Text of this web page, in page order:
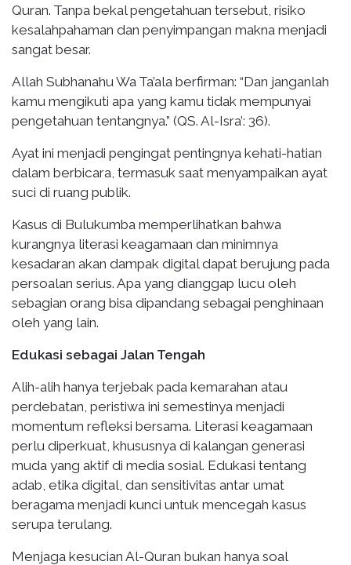
Quran. Tanpa bekal pengetahuan tersebut, risiko
kesalahpahaman dan penyimpangan makna menjadi
sangat besar.
Allah Subhanahu Wa Ta’ala berfirman: “Dan janganlah
kamu mengikuti apa yang kamu tidak mempunyai
pengetahuan tentangnya.” (QS. Al-Isra’: 36).
Ayat ini menjadi pengingat pentingnya kehati-hatian
dalam berbicara, termasuk saat menyampaikan ayat
suci di ruang publik.
Kasus di Bulukumba memperlihatkan bahwa
kurangnya literasi keagamaan dan minimnya
kesadaran akan dampak digital dapat berujung pada
persoalan serius. Apa yang dianggap lucu oleh
sebagian orang bisa dipandang sebagai penghinaan
oleh yang lain.
Edukasi sebagai Jalan Tengah
Alih-alih hanya terjebak pada kemarahan atau
perdebatan, peristiwa ini semestinya menjadi
momentum refleksi bersama. Literasi keagamaan
perlu diperkuat, khususnya di kalangan generasi
muda yang aktif di media sosial. Edukasi tentang
adab, etika digital, dan sensitivitas antar umat
beragama menjadi kunci untuk mencegah kasus
serupa terulang.
Menjaga kesucian Al-Quran bukan hanya soal